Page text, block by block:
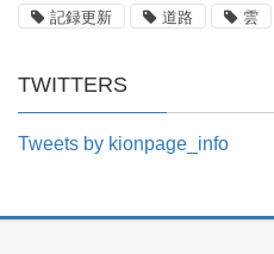
記録更新 道路 雲
TWITTERS
Tweets by kionpage_info